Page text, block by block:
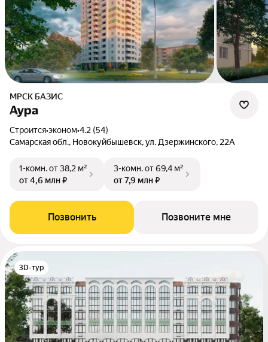
МРСК БАЗИС
Аура
Строится•эконом•4.2 (54)
Самарская обл., Новокуйбышевск, ул. Дзержинского, 22А
1-комн.от 38,2 м²
от 4,6 млн ₽
3-комн.от 69,4 м²
от 7,9 млн ₽
Позвонить Позвоните мне
3D-тур